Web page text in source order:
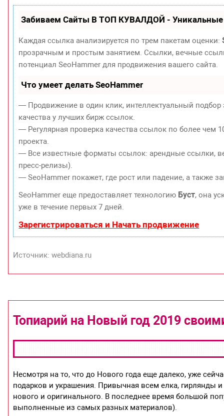
Забиваем Сайты В ТОП КУВАЛДОЙ - Уникальные
Каждая ссылка анализируется по трем пакетам оценки:
прозрачным и простым занятием. Ссылки, вечные
потенциал SeoHammer для продвижения вашего сайта.
Что умеет делать SeoHammer
— Продвижение в один клик, интеллектуальный
качества у лучших бирж ссылок.
— Регулярная проверка качества ссылок по более чем
проекта.
— Все известные форматы ссылок: арендные ссылки,
пресс-релизы).
— SeoHammer покажет, где рост или падение, а также
SeoHammer еще предоставляет технологию Буст, она
уже в течение первых 7 дней.
Зарегистрироваться и Начать продвижение
Источник: webdiana.ru
Топиарий на Новый год 2019
Несмотря на то, что до Нового года еще далеко, уже
подарков и украшения. Привычная всем елка, гирлянды
нового и оригинального. В последнее время большой
выполненные из самых разных материалов).